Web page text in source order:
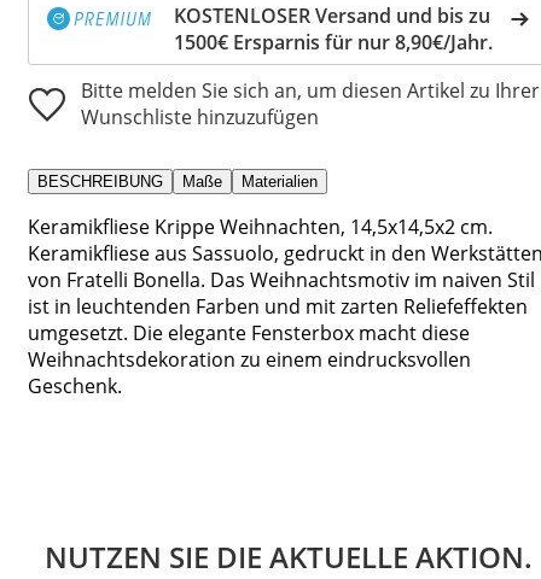
KOSTENLOSER Versand und bis zu
1500€ Ersparnis für nur 8,90€/Jahr.
Bitte melden Sie sich an, um diesen Artikel zu Ihrer
Wunschliste hinzuzufügen
BESCHREIBUNG Maße Materialien
Keramikfliese Krippe Weihnachten, 14,5x14,5x2 cm.
Keramikfliese aus Sassuolo, gedruckt in den
von Fratelli Bonella. Das Weihnachtsmotiv im naiven Stil
ist in leuchtenden Farben und mit zarten Reliefeffekten
umgesetzt. Die elegante Fensterbox macht diese
Weihnachtsdekoration zu einem eindrucksvollen
Geschenk.
NUTZEN SIE DIE AKTUELLE AKTION.